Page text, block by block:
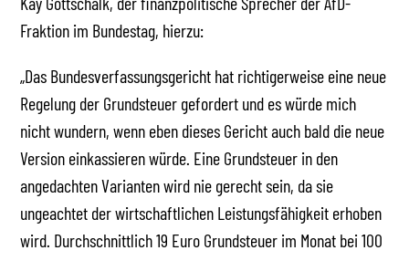
Fraktion im Bundestag, hierzu:
„Das Bundesverfassungsgericht hat richtigerweise eine neue
Regelung der Grundsteuer gefordert und es würde mich
nicht wundern, wenn eben dieses Gericht auch bald die neue
Version einkassieren würde. Eine Grundsteuer in den
angedachten Varianten wird nie gerecht sein, da sie
ungeachtet der wirtschaftlichen Leistungsfähigkeit erhoben
wird. Durchschnittlich 19 Euro Grundsteuer im Monat bei 100